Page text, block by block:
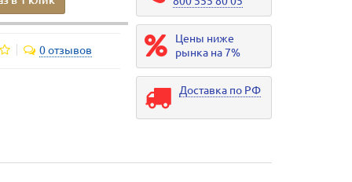
0 отзывов
Цены ниже
рынка на 7%
Доставка по РФ